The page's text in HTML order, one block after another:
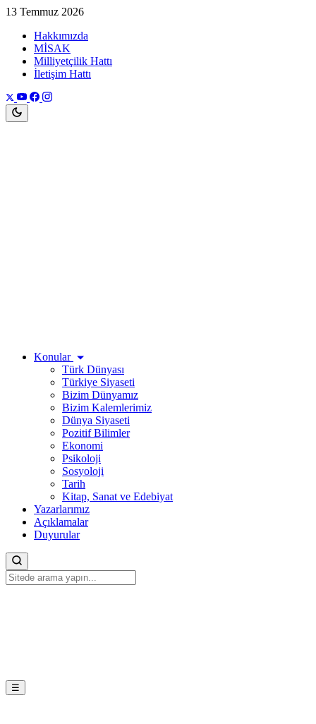
13 Temmuz 2026
Hakkımızda
MİSAK
Milliyetçilik Hattı
İletişim Hattı
Konular
Türk Dünyası
Türkiye Siyaseti
Bizim Dünyamız
Bizim Kalemlerimiz
Dünya Siyaseti
Pozitif Bilimler
Ekonomi
Psikoloji
Sosyoloji
Tarih
Kitap, Sanat ve Edebiyat
Yazarlarımız
Açıklamalar
Duyurular
☰